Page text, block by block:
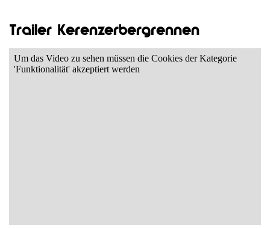
Trailer Kerenzerbergrennen